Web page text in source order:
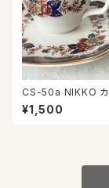
CS-50a NIKKO カップ＆ソー
サー
¥1,500